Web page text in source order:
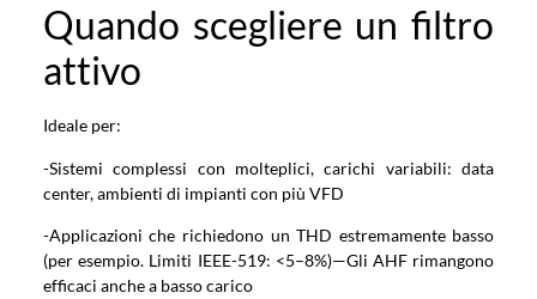
Quando scegliere un filtro
attivo
Ideale per:
-Sistemi complessi con molteplici, carichi variabili: data
center, ambienti di impianti con più VFD
-Applicazioni che richiedono un THD estremamente basso
(per esempio. Limiti IEEE-519: <5–8%)—Gli AHF rimangono
efficaci anche a basso carico